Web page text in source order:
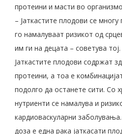
протеини и масти во
– Јаткастите плодови се многу
го намалуваат ризикот од
им ги на децата – советува тој.
Јаткастите плодови содржат
протеини, а тоа е
подолго да останете сити. Со
нутриенти се намалува и
кардиоваскуларни
доза е една рака јаткасати